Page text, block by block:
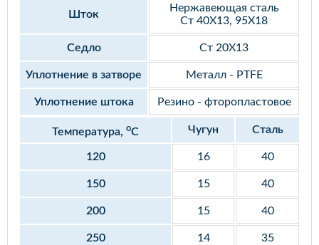
Шток
Нержавеющая сталь
Ст 40Х13, 95Х18
Седло Ст 20Х13
Уплотнение в затворе Металл - PTFE
Уплотнение штока Резино - фторопластовое
Температура, oС Чугун Сталь
120 16 40
150 15 40
200 15 40
250 14 35